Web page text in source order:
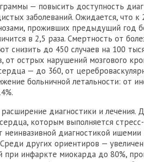
— повысить доступность
заболеваний. Ожидается, что к
проживших предыдущий год
в 2,5 раза. Смертность от
снизить до 450 случаев на 100
от острых нарушений мозгового
— до 360, от
больничной летальности: от
диагностики и лечения.
которым выполняется
неинвазивной диагностикой
других ориентиров —
при инфаркте миокарда до 80%,